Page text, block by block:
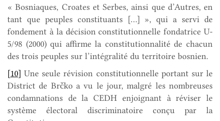
« Bosniaques, Croates et Serbes, ainsi que d’Autres, en
tant que peuples constituants […] », qui a servi de
fondement à la décision constitutionnelle fondatrice U-
5/98 (2000) qui affirme la constitutionnalité de chacun
des trois peuples sur l’intégralité du territoire bosnien.
[10] Une seule révision constitutionnelle portant sur le
District de Brčko a vu le jour, malgré les nombreuses
condamnations de la CEDH enjoignant à réviser le
système électoral discriminatoire conçu par la